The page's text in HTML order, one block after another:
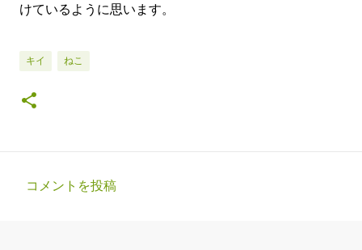
けているように思います。
キイ ねこ
コメントを投稿